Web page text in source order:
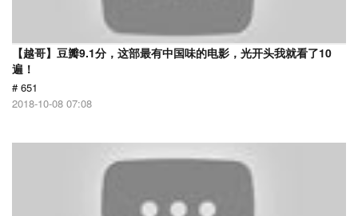
【越哥】豆瓣9.1分，这部最有中国味的电影，光开头我就看了10
遍！
# 651
2018-10-08 07:08